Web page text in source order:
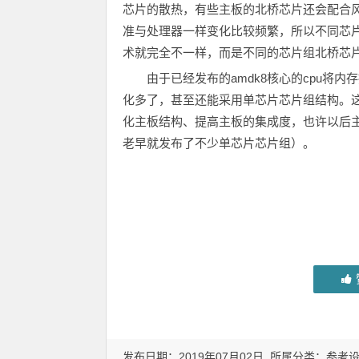
芯片的散热，有些主板的北桥芯片还会配
准与处理器一样变化比较频繁，所以不同
术就完全不一样，而是不同的芯片组北桥芯
由于已经发布的amdk8核心的cpu将内
化多了，甚至还能采用单芯片芯片组结构。
化主板结构、提高主板的集成度，也许以后
老早就发布了不少单芯片芯片组）。